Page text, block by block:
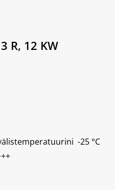
R, 12 KW
-25 °C